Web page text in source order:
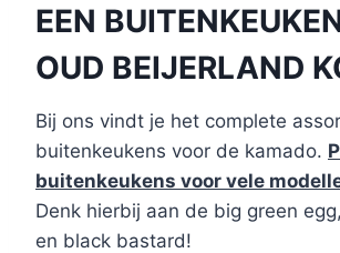
EEN
OUD BEIJERLAND
Bij ons vindt je het complete
buitenkeukens voor de kamado.
buitenkeukens voor vele
Denk hierbij aan de big green
en black bastard!